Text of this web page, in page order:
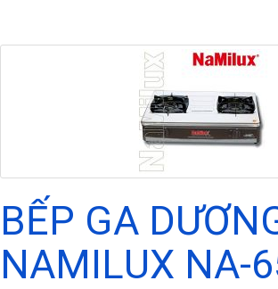
BẾP GA
NAMILUX NA-